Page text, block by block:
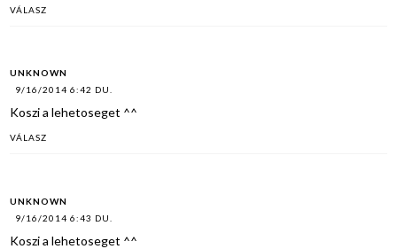
VÁLASZ
UNKNOWN
9/16/2014 6:42 DU.
Koszi a lehetoseget ^^
VÁLASZ
UNKNOWN
9/16/2014 6:43 DU.
Koszi a lehetoseget ^^